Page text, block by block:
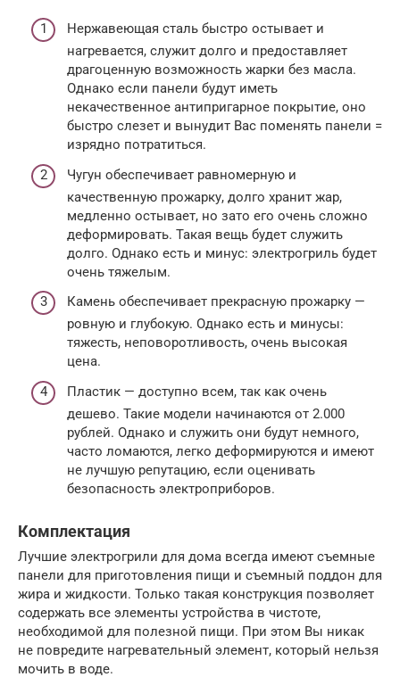
Нержавеющая сталь быстро остывает и
нагревается, служит долго и предоставляет
драгоценную возможность жарки без масла.
Однако если панели будут иметь
некачественное антипригарное покрытие, оно
быстро слезет и вынудит Вас поменять панели =
изрядно потратиться.
Чугун обеспечивает равномерную и
качественную прожарку, долго хранит жар,
медленно остывает, но зато его очень сложно
деформировать. Такая вещь будет служить
долго. Однако есть и минус: электрогриль будет
очень тяжелым.
Камень обеспечивает прекрасную прожарку —
ровную и глубокую. Однако есть и минусы:
тяжесть, неповоротливость, очень высокая
цена.
Пластик — доступно всем, так как очень
дешево. Такие модели начинаются от 2.000
рублей. Однако и служить они будут немного,
часто ломаются, легко деформируются и имеют
не лучшую репутацию, если оценивать
безопасность электроприборов.
Комплектация
Лучшие электрогрили для дома всегда имеют съемные
панели для приготовления пищи и съемный поддон для
жира и жидкости. Только такая конструкция позволяет
содержать все элементы устройства в чистоте,
необходимой для полезной пищи. При этом Вы никак
не повредите нагревательный элемент, который нельзя
мочить в воде.